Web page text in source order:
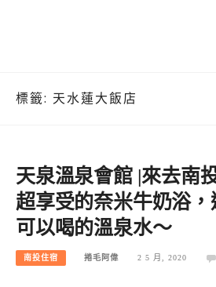
標籤: 天水蓮大飯店
天泉溫泉會館 |來去南
超享受的奈米牛奶浴
可以喝的溫泉水～
南投住宿 捲毛阿偉 2 5 月, 2020